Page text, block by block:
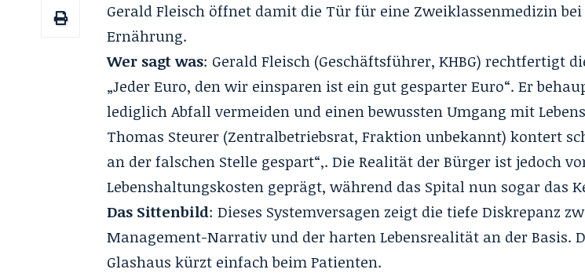
Gerald Fleisch öffnet damit die Tür für eine Zweiklassenmedizin
Ernährung.
Wer sagt was: Gerald Fleisch (Geschäftsführer, KHBG) rechtfertigt
„Jeder Euro, den wir einsparen ist ein gut gesparter Euro“. Er
lediglich Abfall vermeiden und einen bewussten Umgang mit
Thomas Steurer (Zentralbetriebsrat, Fraktion unbekannt) kontert
an der falschen Stelle gespart“‚. Die Realität der Bürger ist jedoch
Lebenshaltungskosten geprägt, während das Spital nun sogar das
Das Sittenbild: Dieses Systemversagen zeigt die tiefe Diskrepanz
Management-Narrativ und der harten Lebensrealität an der Basis.
Glashaus kürzt einfach beim Patienten.